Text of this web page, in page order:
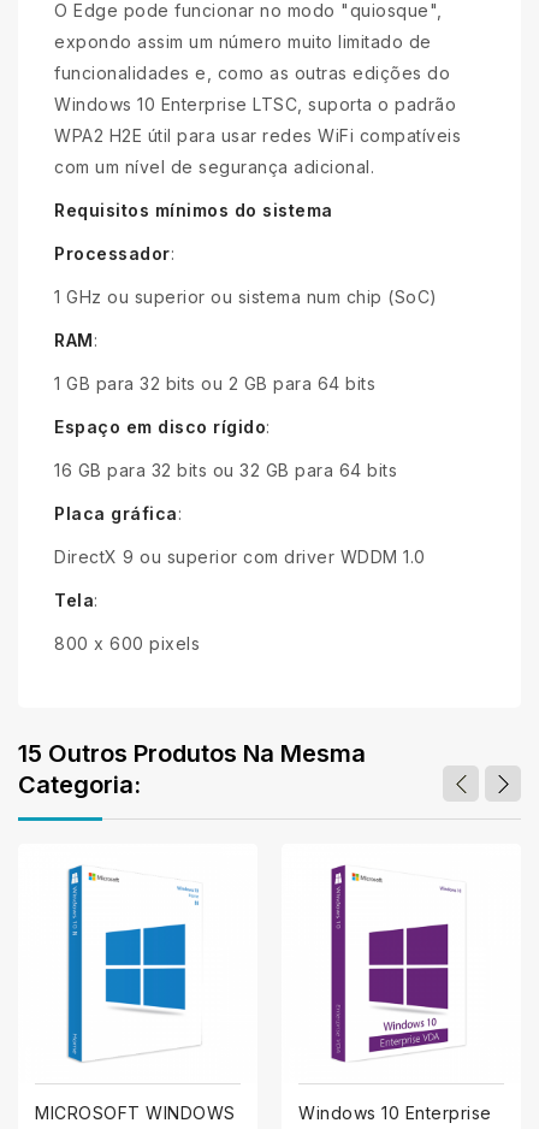
O Edge pode funcionar no modo "quiosque",
expondo assim um número muito limitado de
funcionalidades e, como as outras edições do
Windows 10 Enterprise LTSC, suporta o padrão
WPA2 H2E útil para usar redes WiFi compatíveis
com um nível de segurança adicional.
Requisitos mínimos do sistema
Processador:
1 GHz ou superior ou sistema num chip (SoC)
RAM:
1 GB para 32 bits ou 2 GB para 64 bits
Espaço em disco rígido:
16 GB para 32 bits ou 32 GB para 64 bits
Placa gráfica:
DirectX 9 ou superior com driver WDDM 1.0
Tela:
800 x 600 pixels
15 Outros Produtos Na Mesma
Categoria:
MICROSOFT WINDOWS
Windows 10 Enterprise